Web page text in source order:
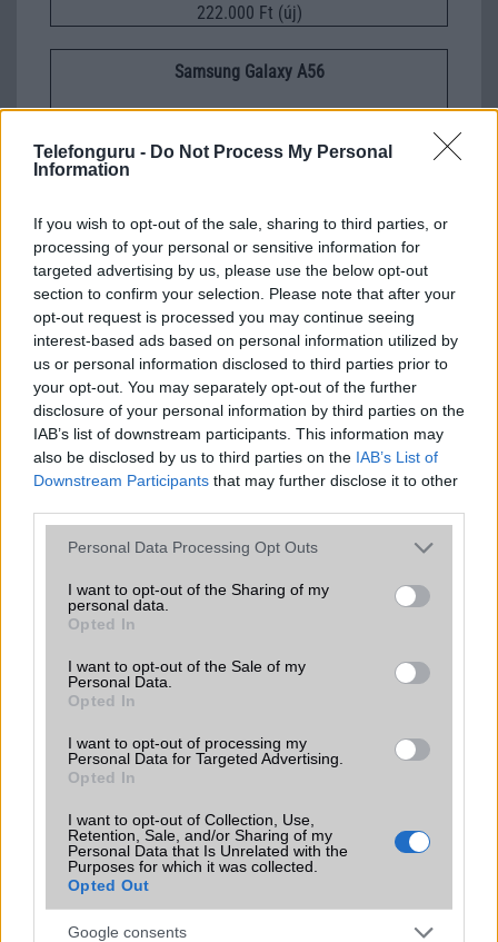
Telefonguru - Do Not Process My Personal
Information
If you wish to opt-out of the sale, sharing to third parties, or
processing of your personal or sensitive information for
targeted advertising by us, please use the below opt-out
section to confirm your selection. Please note that after your
opt-out request is processed you may continue seeing
interest-based ads based on personal information utilized by
us or personal information disclosed to third parties prior to
your opt-out. You may separately opt-out of the further
disclosure of your personal information by third parties on the
IAB’s list of downstream participants. This information may
also be disclosed by us to third parties on the IAB’s List of
Downstream Participants that may further disclose it to other
Please note that this website/app uses one or more Google
not limited to your visit or usage behaviour. You may click to
grant or deny consent to Google and its third-party tags to
use your data for below specified purposes in below Google
consent section.
Personal Data Processing Opt Outs
I want to opt-out of the Sharing of my
personal data.
Opted In
I want to opt-out of the Sale of my
Personal Data.
Opted In
I want to opt-out of processing my
Personal Data for Targeted Advertising.
Opted In
I want to opt-out of Collection, Use,
Retention, Sale, and/or Sharing of my
Personal Data that Is Unrelated with the
Purposes for which it was collected.
Opted Out
Google consents
222.000 Ft (új)
Samsung Galaxy A56
Euro Gsm
112.000 Ft (új)
Számos népszerű Samsung Galaxy
készülék kimarad a One UI 9
frissítésből – itt a lista az érintett
2026.06.30| Phone Arena
A One UI 9 érkezése új mesterséges intelligencia-
azonban több korábbi csúcskategóriás és középkategóriás
Galaxy készülék számára ez lesz az út vége.
iPhone 18 bemutató dátum - ekkor
rántja le a leplet az Apple az új
csúcsmobilokról
2026.06.29| Phone Arena
A szeptemberi eseményen az iPhone 18 Pro modellek
mellett a régóta pletykált hajlítható iPhone Ultra is
találgatások továbbra is beárnyékolják a rajtot.
Az Android rejtett automatizmusai: hat
funkció, amely észrevétlenül könnyíti